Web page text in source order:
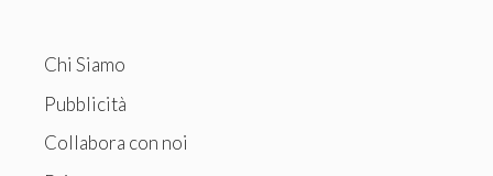
Chi Siamo
Pubblicità
Collabora con noi